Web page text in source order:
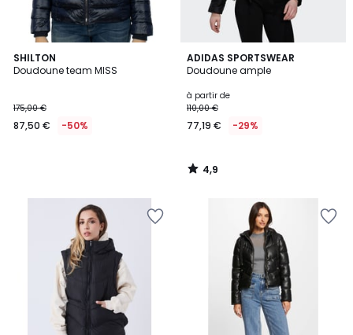
SHILTON
Doudoune team MISS
175,00 €
87,50 € -50%
ADIDAS SPORTSWEAR
Doudoune ample
à partir de
110,00 €
77,19 € -29%
4,9
/ 5
4,9
/